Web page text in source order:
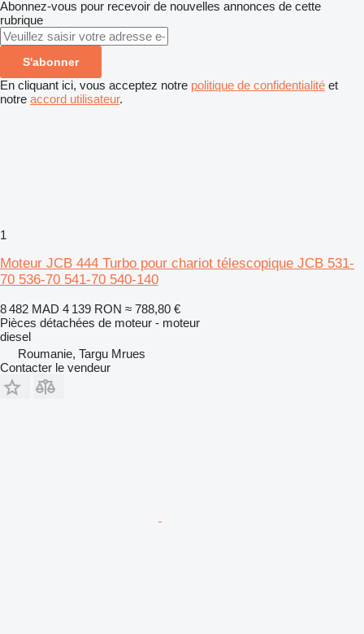
Abonnez-vous pour recevoir de nouvelles annonces de cette
rubrique
S'abonner
En cliquant ici, vous acceptez notre politique de confidentialité et
notre accord utilisateur.
1
Moteur JCB 444 Turbo pour chariot télescopique JCB 531-
70 536-70 541-70 540-140
8 482 MAD 4 139 RON ≈ 788,80 €
Pièces détachées de moteur - moteur
diesel
Roumanie, Targu Mrues
Contacter le vendeur